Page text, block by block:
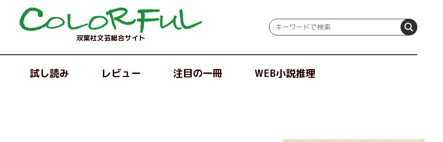
双葉社文芸総合サイト
試し読み レビュー 注目の一冊 WEB小説推理